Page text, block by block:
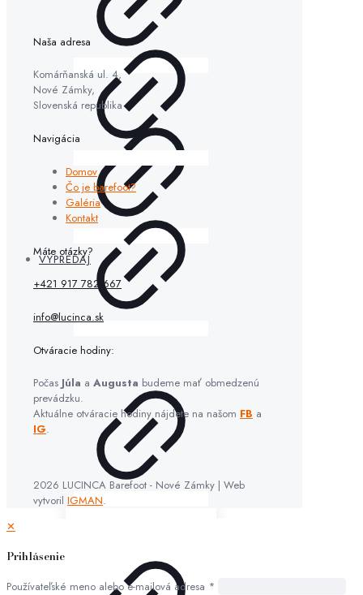
VÝPREDAJ
Naša adresa
Komárňanská ul. 4,
Nové Zámky,
Slovenská republika
Navigácia
Domov
Čo je barefoot?
Galéria
Kontakt
Máte otázky?
+421 917 782 667
info@lucinca.sk
Otváracie hodiny:
Počas Júla a Augusta budeme mať obmedzenú
prevádzku.
Aktuálne otváracie hodiny nájdete na našom FB a
IG.
2026 LUCINCA Barefoot - Nové Zámky | Web
vytvoril IGMAN.
✕
Prihlásenie
Používateľské meno alebo e-mailová adresa *